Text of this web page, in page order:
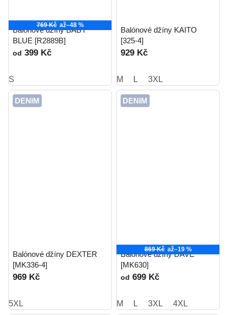
769 Kč až–48 %
Balónové džíny BABY
BLUE [R2889B]
od 399 Kč
S
Balónové džíny KAITO
[325-4]
929 Kč
M L 3XL
DENIM
Balónové džíny DEXTER
[MK336-4]
969 Kč
5XL
DENIM
869 Kč až–19 %
Balónové džíny DAVE
[MK630]
od 699 Kč
M L 3XL 4XL